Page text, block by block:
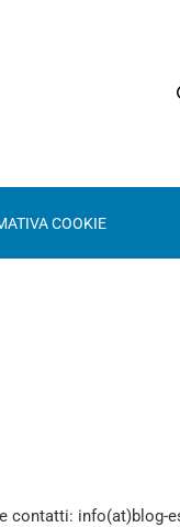
COOKIE
contatti: info(at)blog-